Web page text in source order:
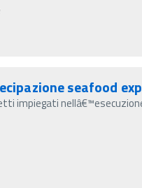
seafood
impiegati